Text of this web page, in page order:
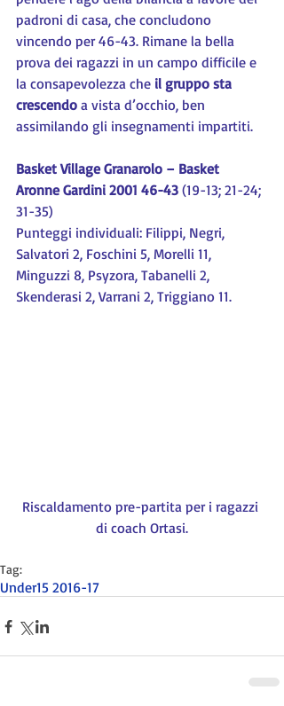
padroni di casa, che concludono
vincendo per 46-43. Rimane la bella
prova dei ragazzi in un campo difficile e
la consapevolezza che il gruppo sta
crescendo a vista d’occhio, ben
assimilando gli insegnamenti impartiti.
Basket Village Granarolo – Basket
Aronne Gardini 2001 46-43 (19-13; 21-24;
31-35)
Punteggi individuali: Filippi, Negri,
Salvatori 2, Foschini 5, Morelli 11,
Minguzzi 8, Psyzora, Tabanelli 2,
Skenderasi 2, Varrani 2, Triggiano 11.
Riscaldamento pre-partita per i ragazzi
di coach Ortasi.
Tag:
Under15 2016-17